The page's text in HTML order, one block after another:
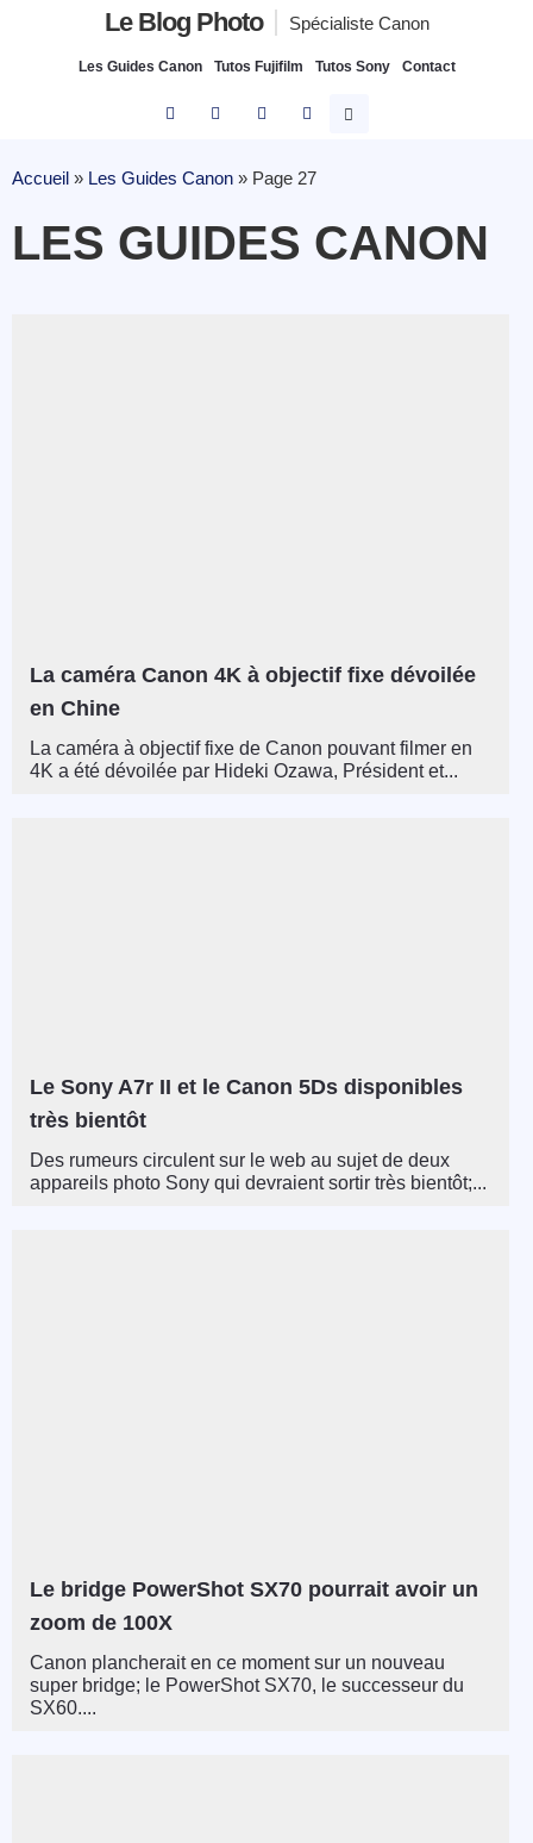
Le Blog Photo Spécialiste Canon
Les Guides Canon Tutos Fujifilm Tutos Sony Contact
Accueil » Les Guides Canon » Page 27
LES GUIDES CANON
La caméra Canon 4K à objectif fixe dévoilée
en Chine
La caméra à objectif fixe de Canon pouvant filmer en
4K a été dévoilée par Hideki Ozawa, Président et...
Le Sony A7r II et le Canon 5Ds disponibles
très bientôt
Des rumeurs circulent sur le web au sujet de deux
appareils photo Sony qui devraient sortir très bientôt;...
Le bridge PowerShot SX70 pourrait avoir un
zoom de 100X
Canon plancherait en ce moment sur un nouveau
super bridge; le PowerShot SX70, le successeur du
SX60....